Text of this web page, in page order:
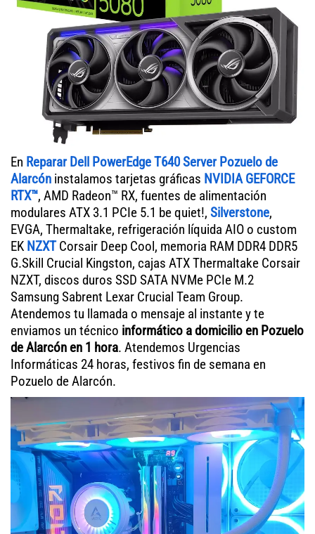
En Reparar Dell PowerEdge T640 Server Pozuelo de
Alarcón instalamos tarjetas gráficas NVIDIA GEFORCE
RTX™, AMD Radeon™ RX, fuentes de alimentación
modulares ATX 3.1 PCIe 5.1 be quiet!, Silverstone,
EVGA, Thermaltake, refrigeración líquida AIO o custom
EK NZXTCorsair Deep Cool, memoria RAM DDR4 DDR5
G.Skill Crucial Kingston, cajas ATX Thermaltake Corsair
NZXT, discos duros SSD SATA NVMe PCIe M.2
Samsung Sabrent Lexar Crucial Team Group.
Atendemos tu llamada o mensaje al instante y te
enviamos un técnico informático a domicilio en Pozuelo
de Alarcón en 1 hora. Atendemos Urgencias
Informáticas 24 horas, festivos fin de semana en
Pozuelo de Alarcón.